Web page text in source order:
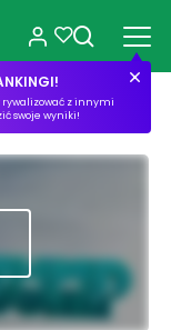
rywalizować z innymi
swoje wyniki!